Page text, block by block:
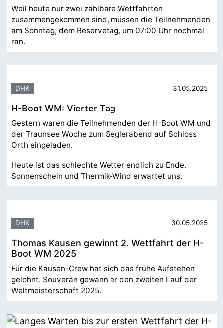
Weil heute nur zwei zählbare Wettfahrten
zusammengekommen sind, müssen die Teilnehmenden
am Sonntag, dem Reservetag, um 07:00 Uhr nochmal
ran.
DHK 31.05.2025
H-Boot WM: Vierter Tag
Gestern waren die Teilnehmenden der H-Boot WM und
der Traunsee Woche zum Seglerabend auf Schloss
Orth eingeladen.
Heute ist das schlechte Wetter endlich zu Ende.
Sonnenschein und Thermik-Wind erwartet uns.
DHK 30.05.2025
Thomas Kausen gewinnt 2. Wettfahrt der H-
Boot WM 2025
Für die Kausen-Crew hat sich das frühe Aufstehen
gelohnt. Souverän gewann er den zweiten Lauf der
Weltmeisterschaft 2025.